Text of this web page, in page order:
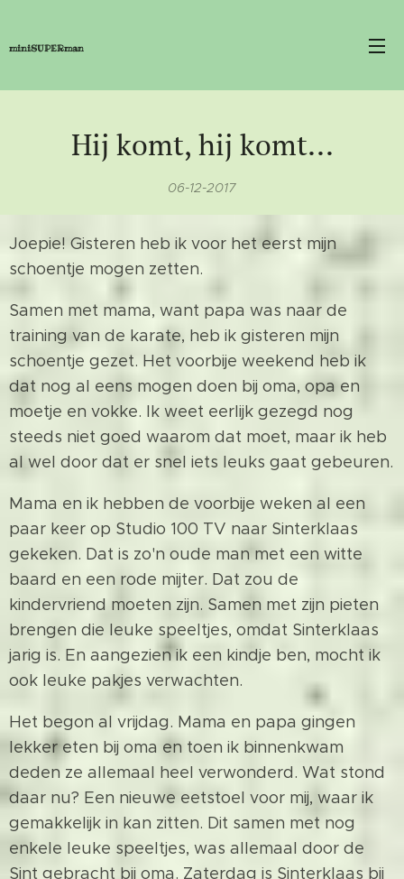
miniSUPERman
Hij komt, hij komt...
06-12-2017
Joepie! Gisteren heb ik voor het eerst mijn
schoentje mogen zetten.
Samen met mama, want papa was naar de
training van de karate, heb ik gisteren mijn
schoentje gezet. Het voorbije weekend heb ik
dat nog al eens mogen doen bij oma, opa en
moetje en vokke. Ik weet eerlijk gezegd nog
steeds niet goed waarom dat moet, maar ik heb
al wel door dat er snel iets leuks gaat gebeuren.
Mama en ik hebben de voorbije weken al een
paar keer op Studio 100 TV naar Sinterklaas
gekeken. Dat is zo'n oude man met een witte
baard en een rode mijter. Dat zou de
kindervriend moeten zijn. Samen met zijn pieten
brengen die leuke speeltjes, omdat Sinterklaas
jarig is. En aangezien ik een kindje ben, mocht ik
ook leuke pakjes verwachten.
Het begon al vrijdag. Mama en papa gingen
lekker eten bij oma en toen ik binnenkwam
deden ze allemaal heel verwonderd. Wat stond
daar nu? Een nieuwe eetstoel voor mij, waar ik
gemakkelijk in kan zitten. Dit samen met nog
enkele leuke speeltjes, was allemaal door de
Sint gebracht bij oma. Zaterdag is Sinterklaas bij